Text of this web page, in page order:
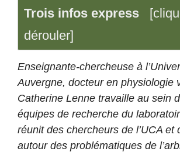
Trois infos express
dérouler]
Enseignante-chercheuse à
Auvergne, docteur en physiologie
Catherine Lenne travaille au sein
équipes de recherche du
réunit des chercheurs de l’UCA et
autour des problématiques de